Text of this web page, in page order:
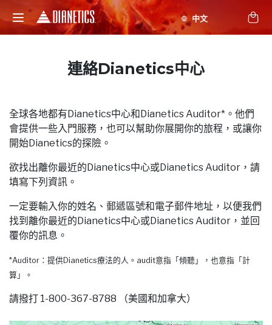
連絡Dianetics中心
全球各地都有Dianetics中心和Dianetics Auditor*。他們
會提供一些入門服務，也可以幫助你展開你的旅程，或讓你
開始Dianetics的探險。
欲找出離你最近的Dianetics中心或Dianetics Auditor，請
填寫下列資訊。
一定要輸入你的姓名、郵遞區號和電子郵件地址，以便我們
找到離你最近的Dianetics中心或Dianetics Auditor，並回
覆你的訊息。
*Auditor：提供Dianetics療法的人。audit意指「傾聽」，也意指「計
算」。
請撥打 1-800-367-8788 （美國和加拿大）